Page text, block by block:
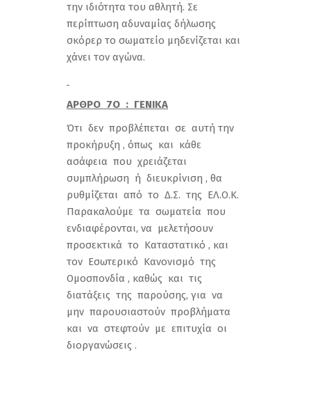
την ιδιότητα του αθλητή. Σε
περίπτωση αδυναμίας δήλωσης
σκόρερ το σωματείο μηδενίζεται και
χάνει τον αγώνα.
ΑΡΘΡΟ 7Ο : ΓΕΝΙΚΑ
Ότι δεν προβλέπεται σε αυτή την
προκήρυξη , όπως και κάθε
ασάφεια που χρειάζεται
συμπλήρωση ή διευκρίνιση , θα
ρυθμίζεται από το Δ.Σ. της ΕΛ.Ο.Κ.
Παρακαλούμε τα σωματεία που
ενδιαφέρονται, να μελετήσουν
προσεκτικά το Καταστατικό , και
τον Εσωτερικό Κανονισμό της
Ομοσπονδία , καθώς και τις
διατάξεις της παρούσης, για να
μην παρουσιαστούν προβλήματα
και να στεφτούν με επιτυχία οι
διοργανώσεις .